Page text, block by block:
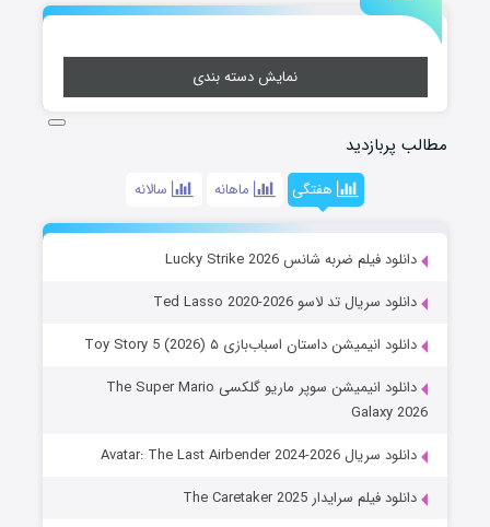
نمایش دسته بندی
مطالب پربازدید
هفتگی ماهانه سالانه
دانلود فیلم ضربه شانس Lucky Strike 2026
دانلود سریال تد لاسو Ted Lasso 2020-2026
دانلود انیمیشن داستان اسباب‌بازی ۵ Toy Story 5 (2026)
دانلود انیمیشن سوپر ماریو گلکسی The Super Mario
Galaxy 2026
دانلود سریال Avatar: The Last Airbender 2024-2026
دانلود فیلم سرایدار The Caretaker 2025